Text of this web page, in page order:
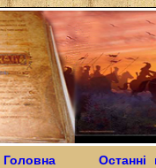
Головна Останні